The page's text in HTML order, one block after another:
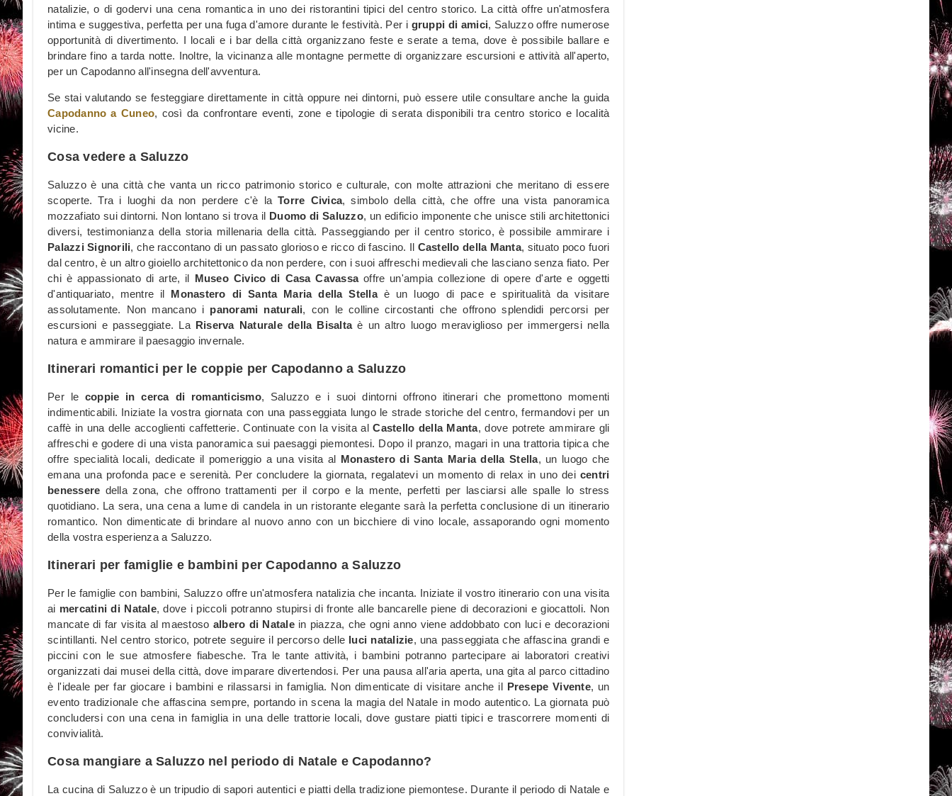
natalizie, o di godervi una cena romantica in uno dei ristorantini tipici del centro storico. La città offre un'atmosfera
intima e suggestiva, perfetta per una fuga d'amore durante le festività. Per i gruppi di amici, Saluzzo offre numerose
opportunità di divertimento. I locali e i bar della città organizzano feste e serate a tema, dove è possibile ballare e
brindare fino a tarda notte. Inoltre, la vicinanza alle montagne permette di organizzare escursioni e attività all'aperto,
per un Capodanno all'insegna dell'avventura.
Se stai valutando se festeggiare direttamente in città oppure nei dintorni, può essere utile consultare anche la guida
Capodanno a Cuneo, così da confrontare eventi, zone e tipologie di serata disponibili tra centro storico e località
vicine.
Cosa vedere a Saluzzo
Saluzzo è una città che vanta un ricco patrimonio storico e culturale, con molte attrazioni che meritano di essere
scoperte. Tra i luoghi da non perdere c'è laTorre Civica, simbolo della città, che offre una vista panoramica
mozzafiato sui dintorni. Non lontano si trova il Duomo di Saluzzo, un edificio imponente che unisce stili architettonici
diversi, testimonianza della storia millenaria della città. Passeggiando per il centro storico, è possibile ammirare i
Palazzi Signorili, che raccontano di un passato glorioso e ricco di fascino. Il Castello della Manta, situato poco fuori
dal centro, è un altro gioiello architettonico da non perdere, con i suoi affreschi medievali che lasciano senza fiato. Per
chi è appassionato di arte, il Museo Civico di Casa Cavassaoffre un'ampia collezione di opere d'arte e oggetti
d'antiquariato, mentre il Monastero di Santa Maria della Stellaè un luogo di pace e spiritualità da visitare
assolutamente. Non mancano i panorami naturali, con le colline circostanti che offrono splendidi percorsi per
escursioni e passeggiate. La Riserva Naturale della Bisaltaè un altro luogo meraviglioso per immergersi nella
natura e ammirare il paesaggio invernale.
Itinerari romantici per le coppie per Capodanno a Saluzzo
Per le coppie in cerca di romanticismo, Saluzzo e i suoi dintorni offrono itinerari che promettono momenti
indimenticabili. Iniziate la vostra giornata con una passeggiata lungo le strade storiche del centro, fermandovi per un
caffè in una delle accoglienti caffetterie. Continuate con la visita alCastello della Manta, dove potrete ammirare gli
affreschi e godere di una vista panoramica sui paesaggi piemontesi. Dopo il pranzo, magari in una trattoria tipica che
offre specialità locali, dedicate il pomeriggio a una visita al Monastero di Santa Maria della Stella, un luogo che
emana una profonda pace e serenità. Per concludere la giornata, regalatevi un momento di relax in uno dei centri
benessere della zona, che offrono trattamenti per il corpo e la mente, perfetti per lasciarsi alle spalle lo stress
quotidiano. La sera, una cena a lume di candela in un ristorante elegante sarà la perfetta conclusione di un itinerario
romantico. Non dimenticate di brindare al nuovo anno con un bicchiere di vino locale, assaporando ogni momento
della vostra esperienza a Saluzzo.
Itinerari per famiglie e bambini per Capodanno a Saluzzo
Per le famiglie con bambini, Saluzzo offre un'atmosfera natalizia che incanta. Iniziate il vostro itinerario con una visita
ai mercatini di Natale, dove i piccoli potranno stupirsi di fronte alle bancarelle piene di decorazioni e giocattoli. Non
mancate di far visita al maestoso albero di Natalein piazza, che ogni anno viene addobbato con luci e decorazioni
scintillanti. Nel centro storico, potrete seguire il percorso delle luci natalizie, una passeggiata che affascina grandi e
piccini con le sue atmosfere fiabesche. Tra le tante attività, i bambini potranno partecipare ai laboratori creativi
organizzati dai musei della città, dove imparare divertendosi. Per una pausa all'aria aperta, una gita al parco cittadino
è l'ideale per far giocare i bambini e rilassarsi in famiglia. Non dimenticate di visitare anche il Presepe Vivente, un
evento tradizionale che affascina sempre, portando in scena la magia del Natale in modo autentico. La giornata può
concludersi con una cena in famiglia in una delle trattorie locali, dove gustare piatti tipici e trascorrere momenti di
convivialità.
Cosa mangiare a Saluzzo nel periodo di Natale e Capodanno?
La cucina di Saluzzo è un tripudio di sapori autentici e piatti della tradizione piemontese. Durante il periodo di Natale e